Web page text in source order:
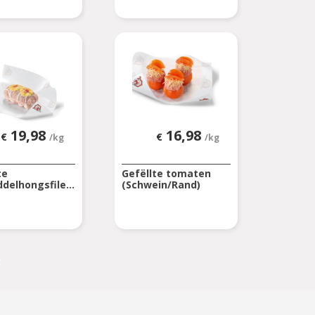
€ 19,98 /kg € 16,98 /kg
Gefëllte tomaten
(Schwein/Rand)